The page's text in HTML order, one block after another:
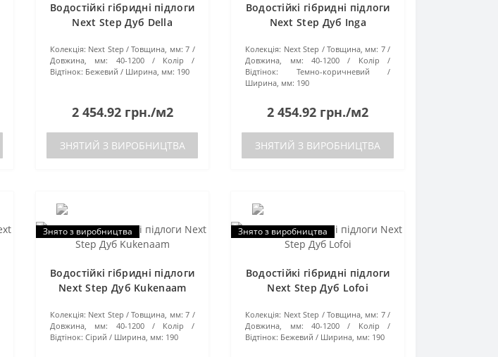
Водостійкі гібридні підлоги
Next Step Дуб Della
Колекція: Next Step Товщина, мм: 7
Довжина, мм:
40-1200
Колір /
Відтінок: Бежевий Ширина, мм: 190
2 454.92 грн./м2
ЗНЯТИЙ З ВИРОБНИЦТВА
Водостійкі гібридні підлоги
Next Step Дуб Inga
Колекція: Next Step Товщина, мм: 7
Довжина, мм:
40-1200
Колір /
Відтінок:
Темно-коричневий
Ширина, мм: 190
2 454.92 грн./м2
ЗНЯТИЙ З ВИРОБНИЦТВА
Знято з виробництва
Водостійкі гібридні підлоги
Next Step Дуб Kukenaam
Колекція: Next Step Товщина, мм: 7
Довжина, мм:
40-1200
Колір /
Відтінок: Сірий Ширина, мм: 190
Знято з виробництва
Водостійкі гібридні підлоги
Next Step Дуб Lofoi
Колекція: Next Step Товщина, мм: 7
Довжина, мм:
40-1200
Колір /
Відтінок: Бежевий Ширина, мм: 190